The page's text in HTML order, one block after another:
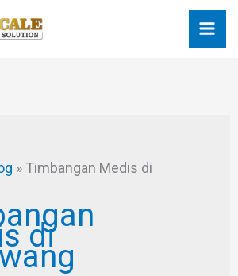
» Timbangan Medis di
di